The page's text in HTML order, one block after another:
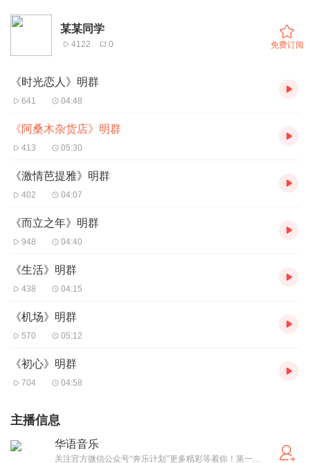
[00:11.69]吉他：牛牧、喜子
[00:15.02]和声：耿楚
[00:17.47]演唱监制：耿楚
[00:20.45]录音师：张俊@S.A.G、耿楚
[00:22.84]混音师：姜北生@S.A.G
[00:29.78]录音棚：S.A.G录音棚
[00:30.81]
[00:32.03]我坐着卡车，摇摇晃晃
[00:35.31]由北向南的走着
[00:39.63]随着心情，走走停停
[00:54.44]我们就像过客，来了又走
[01:03.83]住在教堂旁边，经常来到
[01:08.42]阿桑木的杂货店
[01:14.80]并不流利的英语
[01:18.71]穿着蓝色球衣，凌乱的头发
某某同学
4122 0 免费订阅
《时光恋人》明群
641 04:48
《阿桑木杂货店》明群
413 05:30
《激情芭提雅》明群
402 04:07
《而立之年》明群
948 04:40
《生活》明群
438 04:15
《机场》明群
570 05:12
《初心》明群
704 04:58
主播信息
华语音乐
关注官方微信公众号“奔乐计划”更多精彩等着你！第一时间发布最新最潮的华语流行音乐，不容错过！